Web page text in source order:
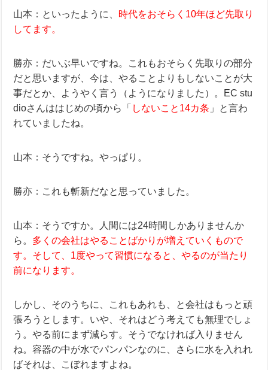
山本：といったように、 時代をおそらく10年ほど先取り
してます。
勝亦：だいぶ早いですね。これもおそらく先取りの部分
だと思いますが、今は、やることよりもしないことが大
事だとか、ようやく言う（ようになりました）。EC stu
dioさんははじめの頃から「 しないこと14カ条 」と言わ
れていましたね。
山本：そうですね。やっぱり。
勝亦：これも斬新だなと思っていました。
山本：そうですか。人間には24時間しかありませんか
ら。 多くの会社はやることばかりが増えていくもので
す。そして、1度やって習慣になると、やるのが当たり
前になります。
しかし、そのうちに、これもあれも、と会社はもっと頑
張ろうとします。いや、それはどう考えても無理でしょ
う。やる前にまず減らす。そうでなければ入りません
ね。容器の中が水でパンパンなのに、さらに水を入れれ
ばそれは、こぼれますよね。